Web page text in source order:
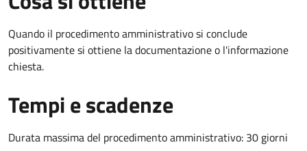
Quando il procedimento amministrativo si conclude
positivamente si ottiene la documentazione o l'informazione
chiesta.
Tempi e scadenze
Durata massima del procedimento amministrativo: 30 giorni